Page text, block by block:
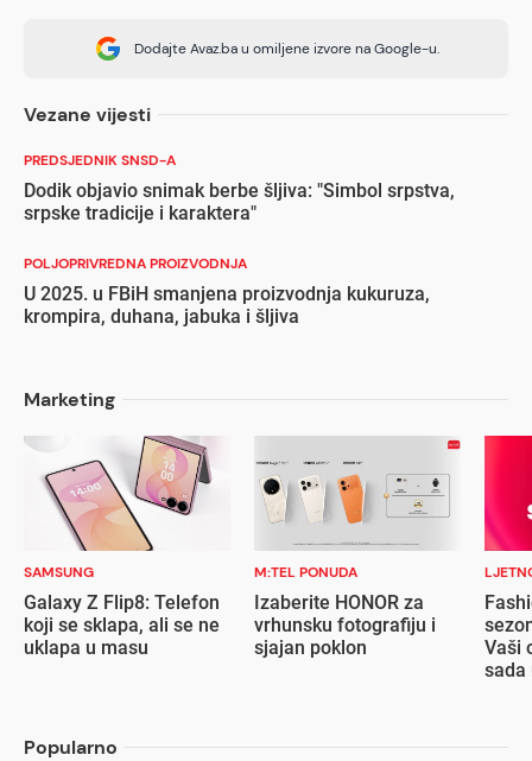
Dodajte Avaz.ba u omiljene izvore na Google-u.
Vezane vijesti
PREDSJEDNIK SNSD-A
Dodik objavio snimak berbe šljiva: "Simbol srpstva,
srpske tradicije i karaktera"
POLJOPRIVREDNA PROIZVODNJA
U 2025. u FBiH smanjena proizvodnja kukuruza,
krompira, duhana, jabuka i šljiva
Marketing
SAMSUNG
Galaxy Z Flip8: Telefon
koji se sklapa, ali se ne
uklapa u masu
M:TEL PONUDA
Izaberite HONOR za
vrhunsku fotografiju i
sjajan poklon
Vaši
sada
Popularno